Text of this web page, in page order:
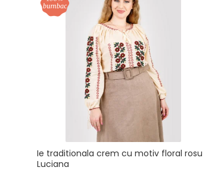
Ie traditionala crem cu motiv floral rosu
Luciana